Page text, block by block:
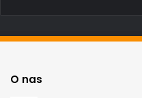
O nas